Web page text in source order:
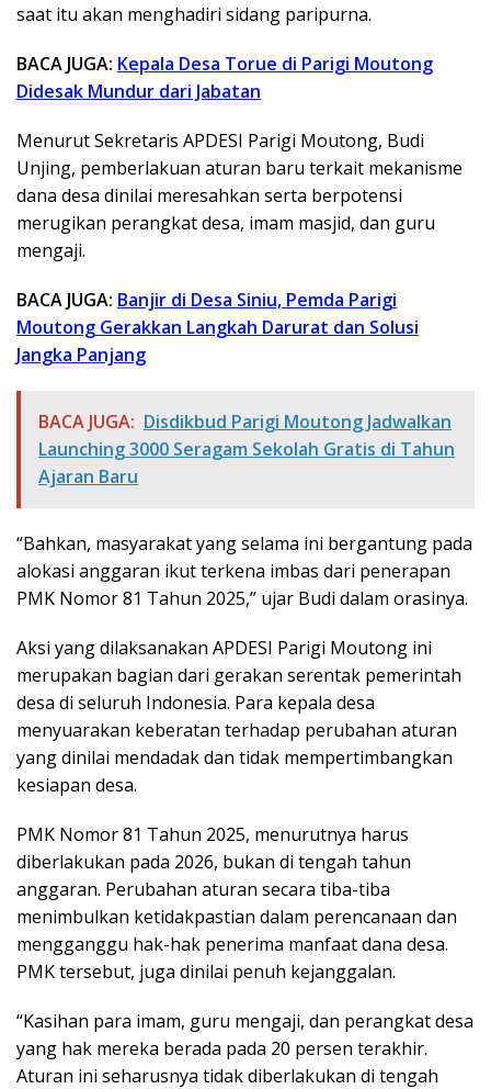
saat itu akan menghadiri sidang paripurna.
BACA JUGA: Kepala Desa Torue di Parigi Moutong
Didesak Mundur dari Jabatan
Menurut Sekretaris APDESI Parigi Moutong, Budi
Unjing, pemberlakuan aturan baru terkait mekanisme
dana desa dinilai meresahkan serta berpotensi
merugikan perangkat desa, imam masjid, dan guru
mengaji.
BACA JUGA: Banjir di Desa Siniu, Pemda Parigi
Moutong Gerakkan Langkah Darurat dan Solusi
Jangka Panjang
BACA JUGA: Disdikbud Parigi Moutong Jadwalkan
Launching 3000 Seragam Sekolah Gratis di Tahun
Ajaran Baru
“Bahkan, masyarakat yang selama ini bergantung pada
alokasi anggaran ikut terkena imbas dari penerapan
PMK Nomor 81 Tahun 2025,” ujar Budi dalam orasinya.
Aksi yang dilaksanakan APDESI Parigi Moutong ini
merupakan bagian dari gerakan serentak pemerintah
desa di seluruh Indonesia. Para kepala desa
menyuarakan keberatan terhadap perubahan aturan
yang dinilai mendadak dan tidak mempertimbangkan
kesiapan desa.
PMK Nomor 81 Tahun 2025, menurutnya harus
diberlakukan pada 2026, bukan di tengah tahun
anggaran. Perubahan aturan secara tiba-tiba
menimbulkan ketidakpastian dalam perencanaan dan
mengganggu hak-hak penerima manfaat dana desa.
PMK tersebut, juga dinilai penuh kejanggalan.
“Kasihan para imam, guru mengaji, dan perangkat desa
yang hak mereka berada pada 20 persen terakhir.
Aturan ini seharusnya tidak diberlakukan di tengah